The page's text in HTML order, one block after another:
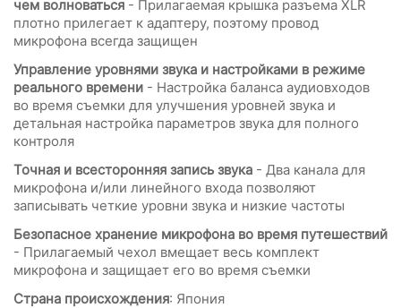
чем волноваться - Прилагаемая крышка разъема XLR
плотно прилегает к адаптеру, поэтому провод
микрофона всегда защищен
Управление уровнями звука и настройками в режиме
реального времени - Настройка баланса аудиовходов
во время съемки для улучшения уровней звука и
детальная настройка параметров звука для полного
контроля
Точная и всесторонняя запись звука - Два канала для
микрофона и/или линейного входа позволяют
записывать четкие уровни звука и низкие частоты
Безопасное хранение микрофона во время путешествий
- Прилагаемый чехол вмещает весь комплект
микрофона и защищает его во время съемки
Страна происхождения: Япония